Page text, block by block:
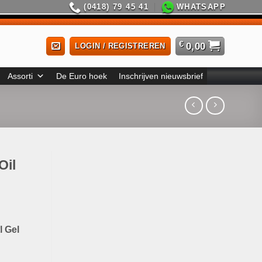
(0418) 79 45 41 WHATSAPP
LOGIN / REGISTREREN € 0,00
Assorti De Euro hoek Inschrijven nieuwsbrief
Gel